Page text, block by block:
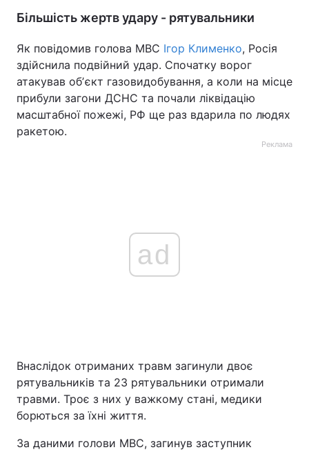
Більшість жертв удару - рятувальники
Як повідомив голова МВС Ігор Клименко, Росія
здійснила подвійний удар. Спочатку ворог
атакував обʼєкт газовидобування, а коли на місце
прибули загони ДСНС та почали ліквідацію
масштабної пожежі, РФ ще раз вдарила по людях
ракетою.
Реклама
ad
Внаслідок отриманих травм загинули двоє
рятувальників та 23 рятувальники отримали
травми. Троє з них у важкому стані, медики
борються за їхні життя.
За даними голови МВС, загинув заступник